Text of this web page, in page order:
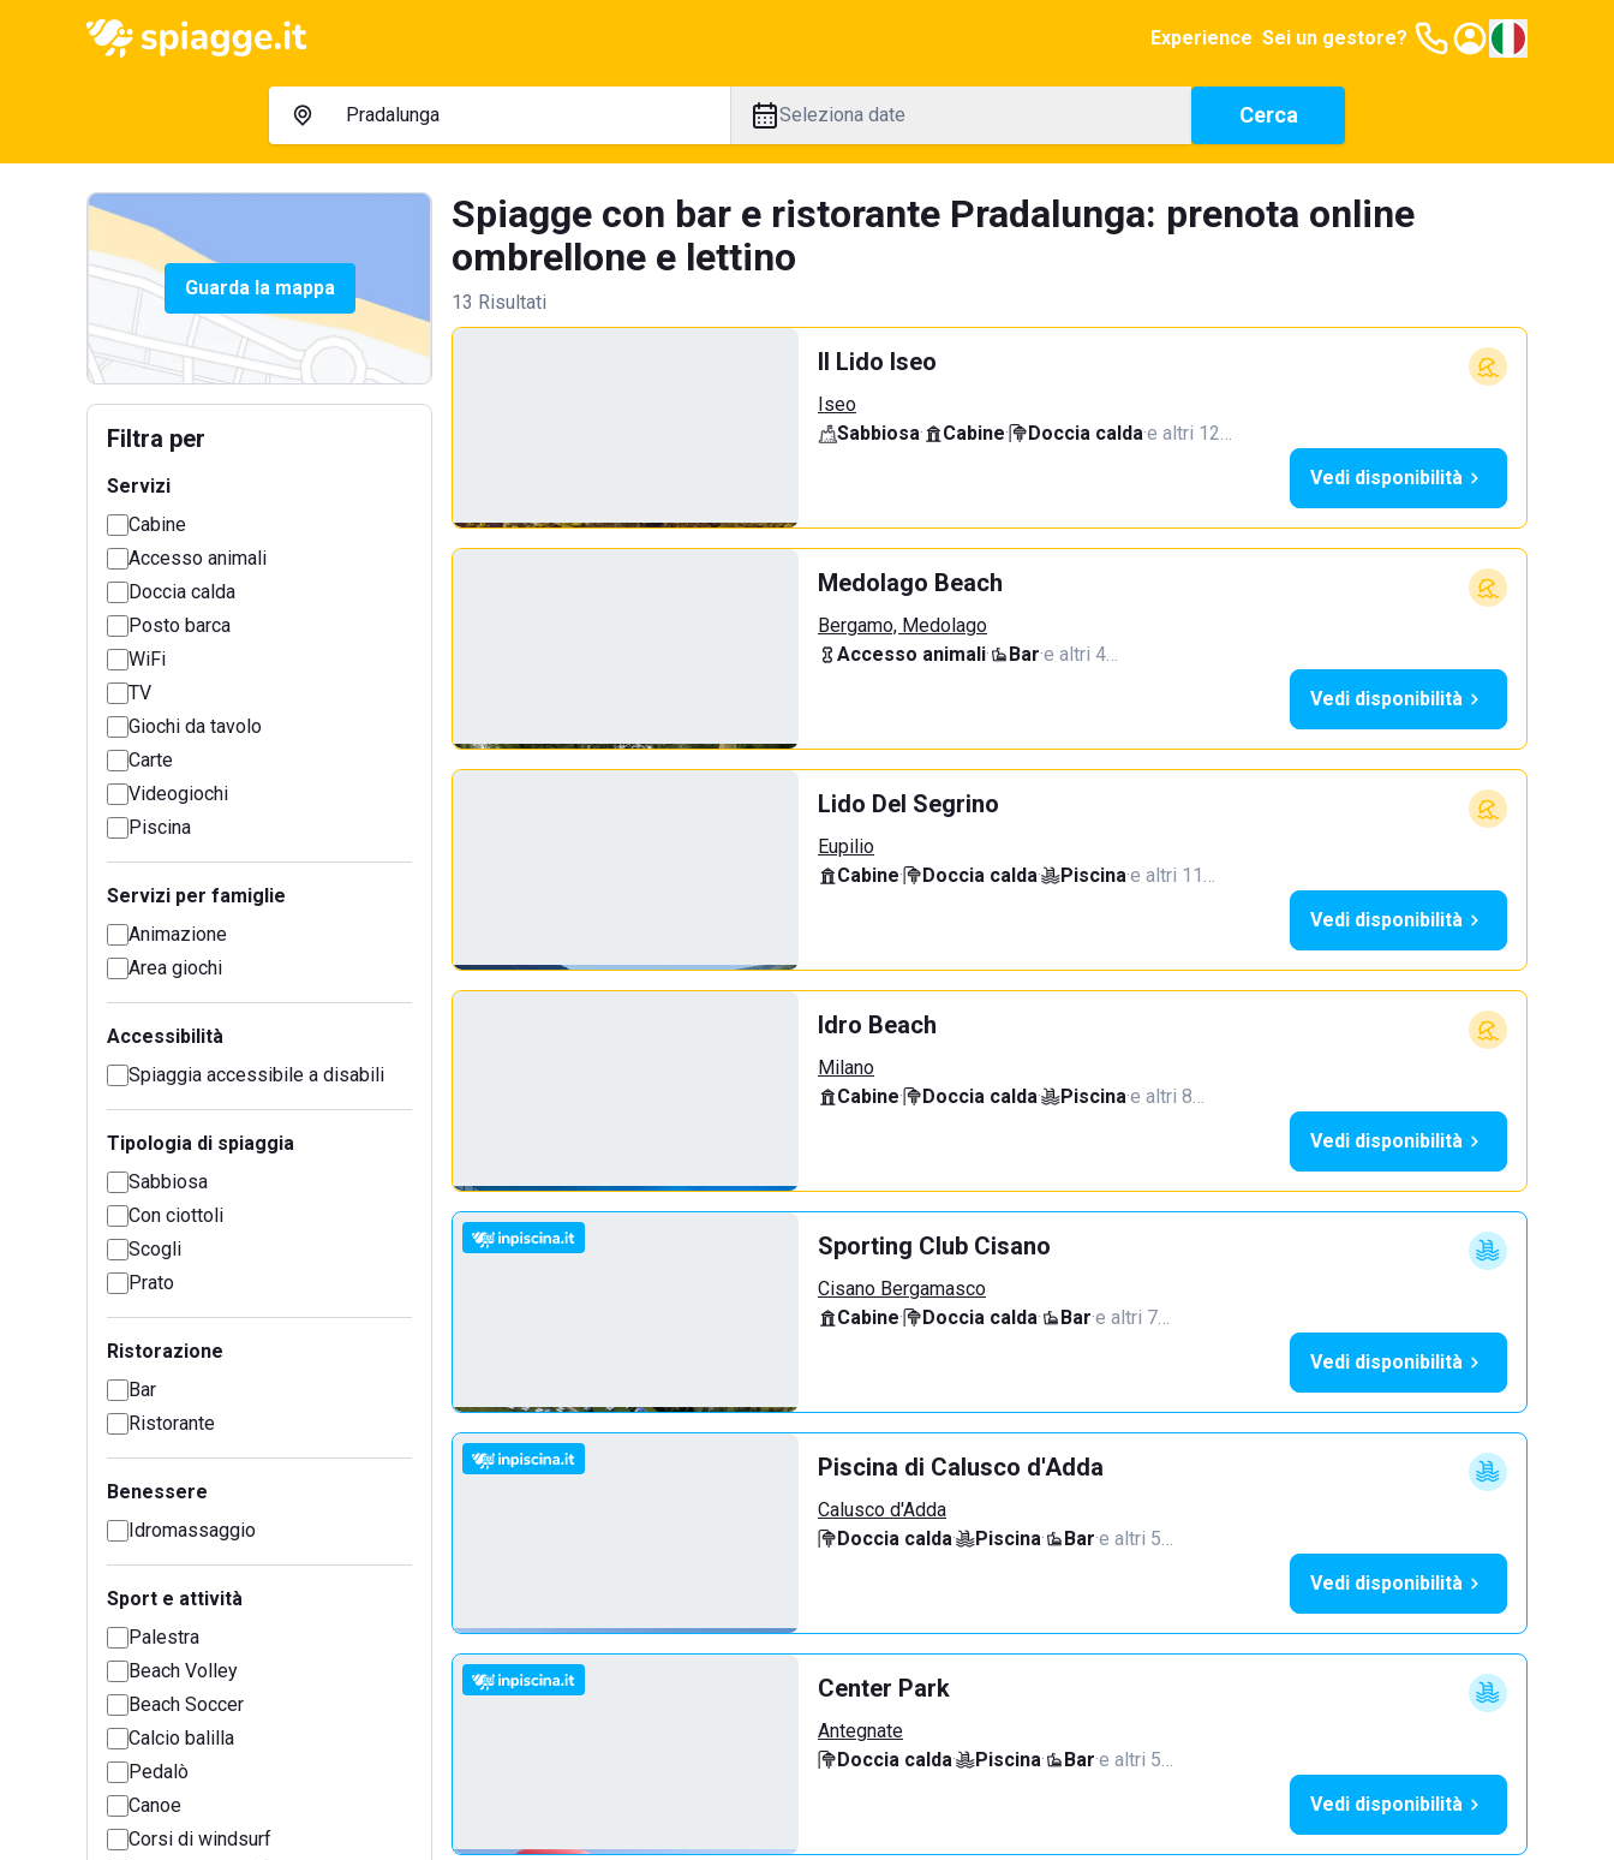
Experience Sei un gestore?
Seleziona date Cerca
Guarda la mappa
Filtra per
Servizi
Cabine
Accesso animali
Doccia calda
Posto barca
WiFi
TV
Giochi da tavolo
Carte
Videogiochi
Piscina
Servizi per famiglie
Animazione
Area giochi
Accessibilità
Spiaggia accessibile a disabili
Tipologia di spiaggia
Sabbiosa
Con ciottoli
Scogli
Prato
Ristorazione
Bar
Ristorante
Benessere
Idromassaggio
Sport e attività
Palestra
Beach Volley
Beach Soccer
Calcio balilla
Pedalò
Canoe
Corsi di windsurf
Spiagge con bar e ristorante Pradalunga: prenota online
ombrellone e lettino
13 Risultati
Il Lido Iseo
Iseo
Sabbiosa· Cabine· Doccia calda·e altri 12…
Vedi disponibilità
Medolago Beach
Bergamo, Medolago
Accesso animali· Bar·e altri 4…
Vedi disponibilità
Lido Del Segrino
Eupilio
Cabine· Doccia calda· Piscina·e altri 11…
Vedi disponibilità
Idro Beach
Milano
Cabine· Doccia calda· Piscina·e altri 8…
Vedi disponibilità
Sporting Club Cisano
Cisano Bergamasco
Cabine· Doccia calda· Bar·e altri 7…
Vedi disponibilità
Piscina di Calusco d'Adda
Calusco d'Adda
Doccia calda· Piscina· Bar·e altri 5…
Vedi disponibilità
Center Park
Antegnate
Doccia calda· Piscina· Bar·e altri 5…
Vedi disponibilità